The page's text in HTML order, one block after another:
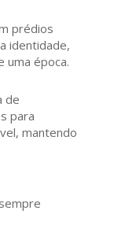
prédios
identidade,
uma época.
de
para
mantendo